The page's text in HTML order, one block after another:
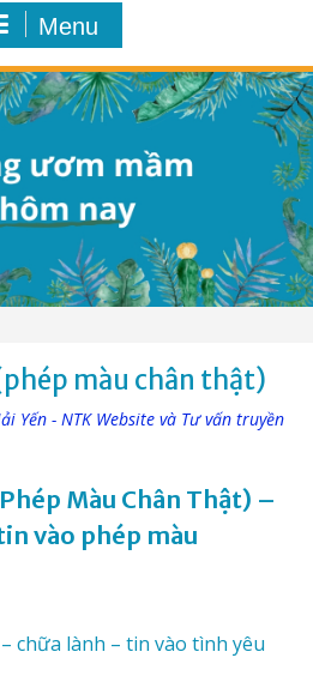
Menu
màu chân thật)
Yến - NTK Website và Tư vấn truyền
Màu Chân Thật) –
vào phép màu
chữa lành – tin vào tình yêu